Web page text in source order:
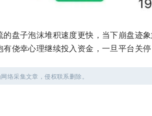
盘子泡沫堆积速度更快，当下崩盘迹
侥幸心理继续投入资金，一旦平台关停
络采集文章，侵权联系删除。